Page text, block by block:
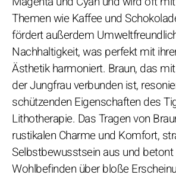
Themen wie Kaffee und
fördert außerdem
Nachhaltigkeit, was perfekt mit
Ästhetik harmoniert. Braun, das
der Jungfrau verbunden ist,
schützenden Eigenschaften des
Lithotherapie. Das Tragen von
rustikalen Charme und Komfort,
Selbstbewusstsein aus und
Wohlbefinden über bloße